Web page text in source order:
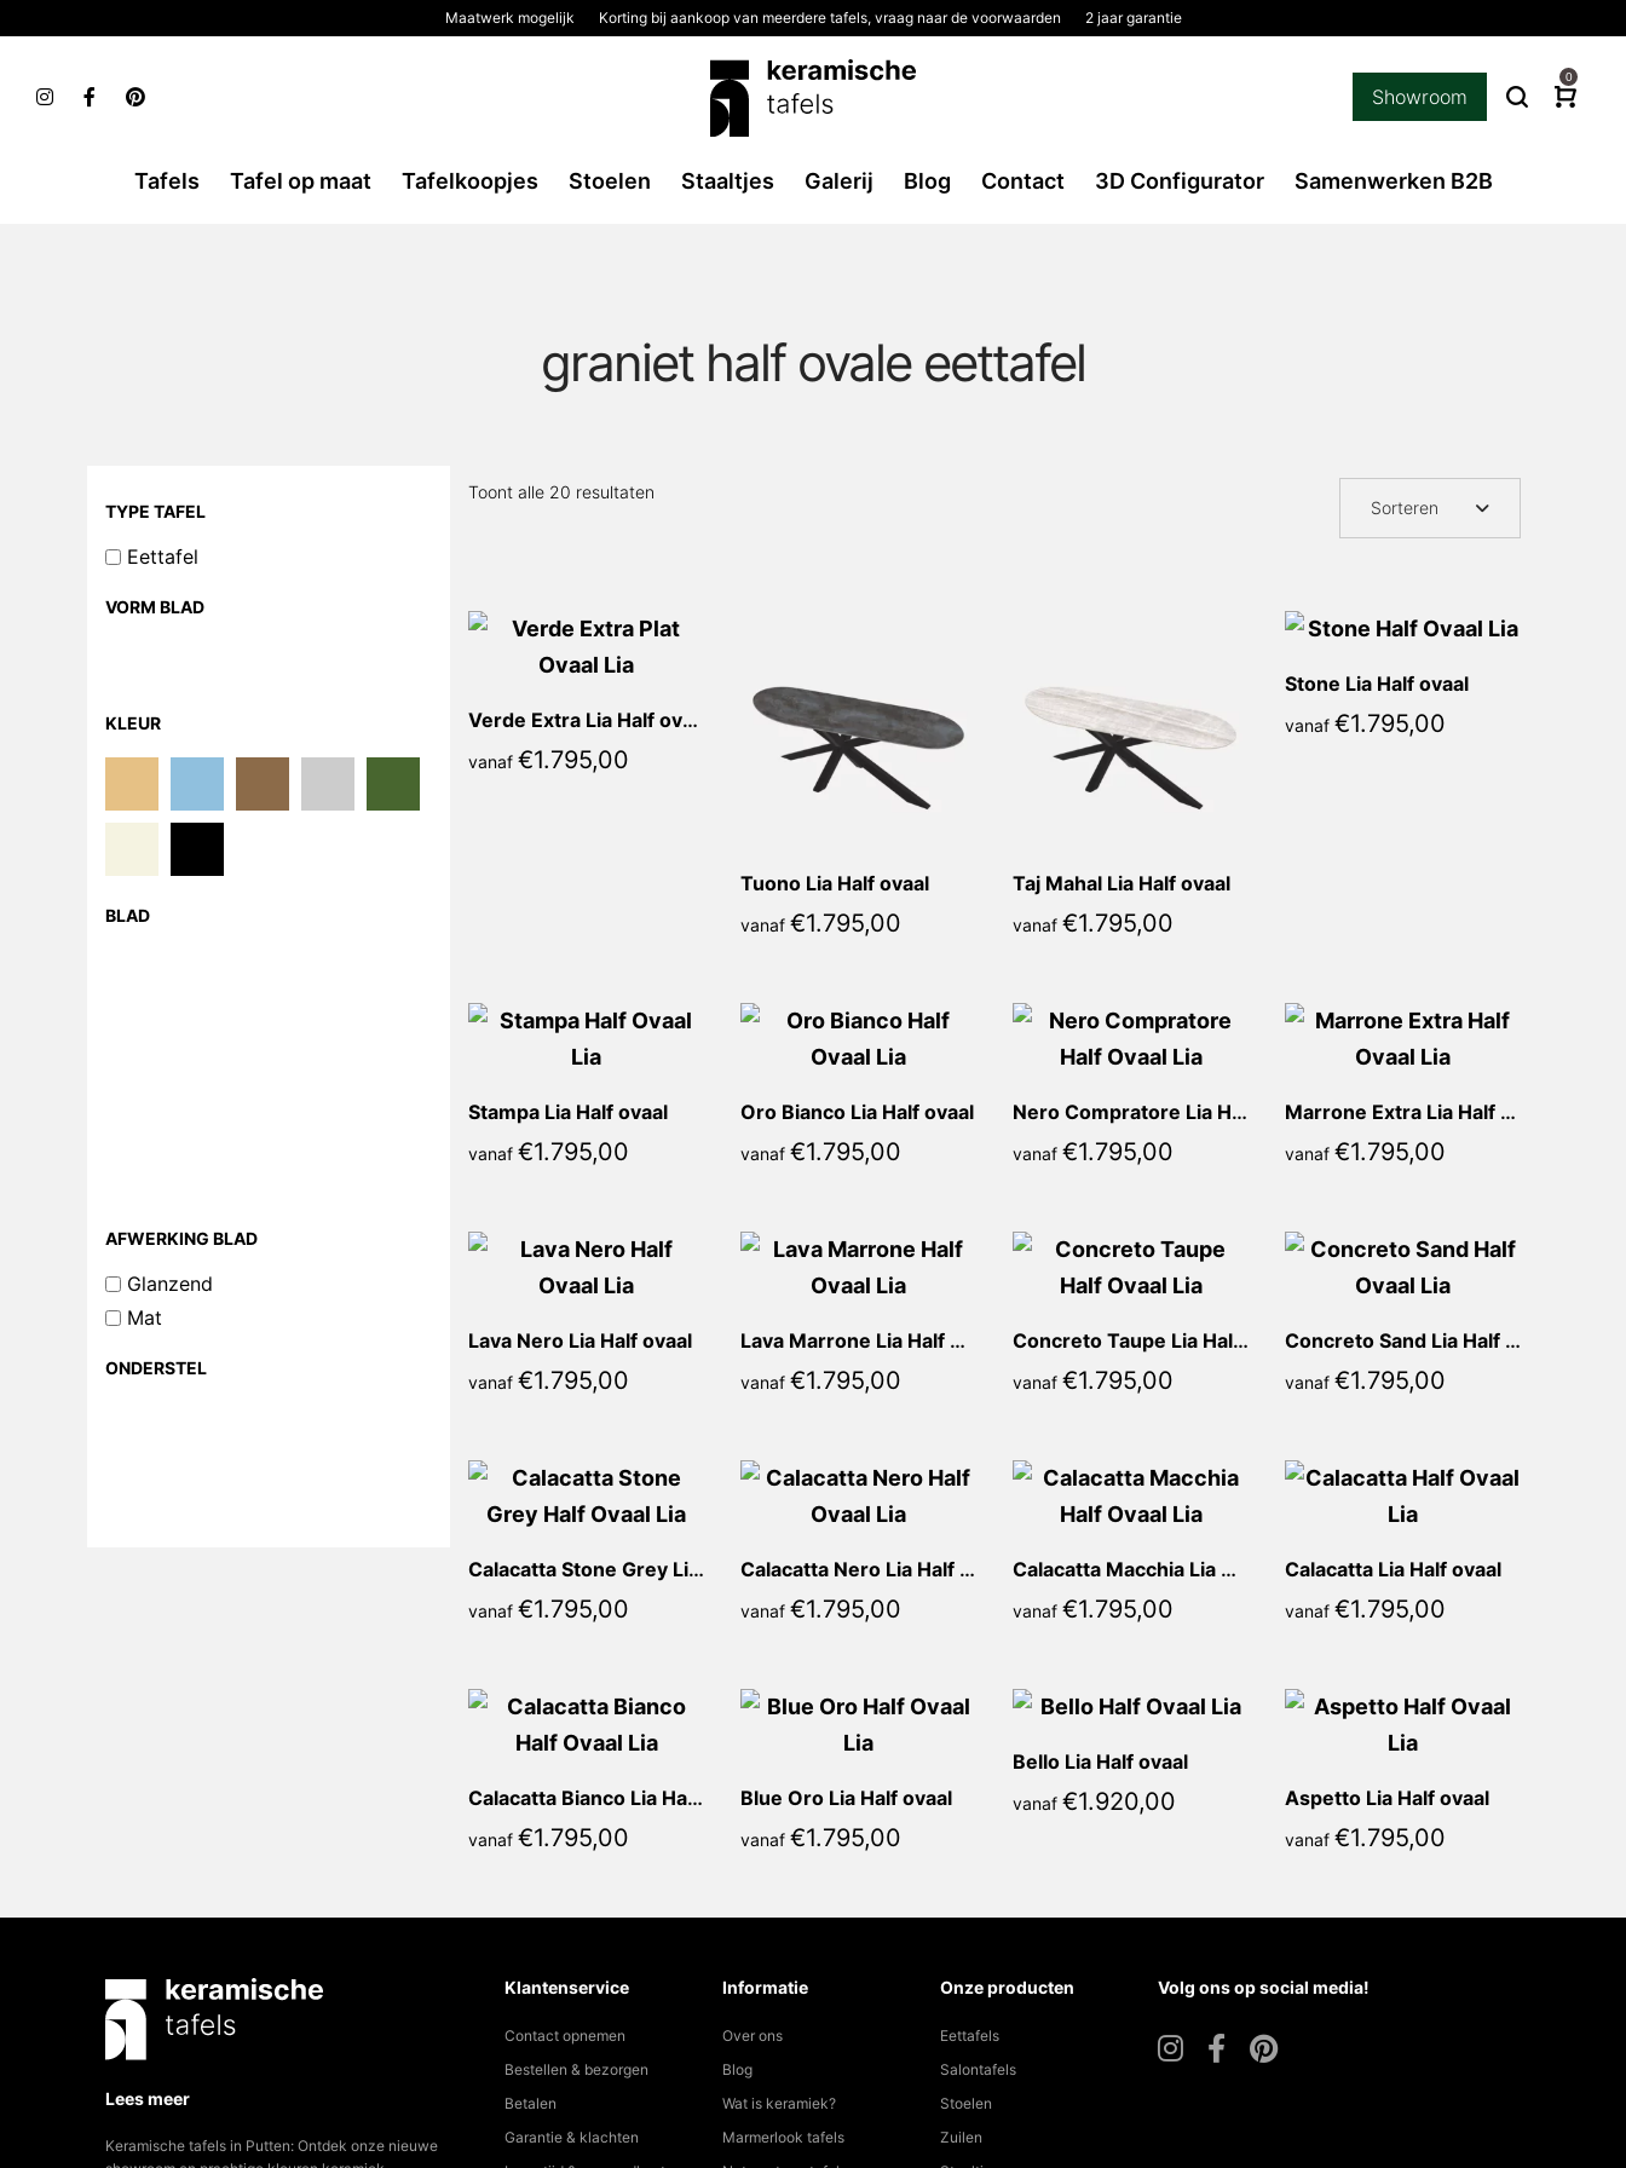
Maatwerk mogelijk Korting bij aankoop van meerdere tafels, vraag naar de voorwaarden 2 jaar garantie
Showroom
0
Tafels Tafel op maat Tafelkoopjes Stoelen Staaltjes Galerij Blog Contact 3D Configurator Samenwerken B2B
graniet half ovale eettafel
Toont alle 20 resultaten
Sorteren
Verde Extra Lia Half ovaal
vanaf €1.795,00
Tuono Lia Half ovaal
vanaf €1.795,00
Taj Mahal Lia Half ovaal
vanaf €1.795,00
Stone Lia Half ovaal
vanaf €1.795,00
Stampa Lia Half ovaal
vanaf €1.795,00
Oro Bianco Lia Half ovaal
vanaf €1.795,00
Nero Compratore Lia Half ovaal
vanaf €1.795,00
Marrone Extra Lia Half ovaal
vanaf €1.795,00
Lava Nero Lia Half ovaal
vanaf €1.795,00
Lava Marrone Lia Half ovaal
vanaf €1.795,00
Concreto Taupe Lia Half ovaal
vanaf €1.795,00
Concreto Sand Lia Half ovaal
vanaf €1.795,00
Calacatta Stone Grey Lia Half ovaal
vanaf €1.795,00
Calacatta Nero Lia Half ovaal
vanaf €1.795,00
Calacatta Macchia Lia Half ovaal
vanaf €1.795,00
Calacatta Lia Half ovaal
vanaf €1.795,00
Calacatta Bianco Lia Half ovaal
vanaf €1.795,00
Blue Oro Lia Half ovaal
vanaf €1.795,00
Bello Lia Half ovaal
vanaf €1.920,00 Aspetto Lia Half ovaal
vanaf €1.795,00
TYPE TAFEL
Eettafel
VORM BLAD
KLEUR
BLAD
AFWERKING BLAD
Glanzend
Mat
ONDERSTEL
Lees meer
Keramische tafels in Putten: Ontdek onze nieuwe
Klantenservice
Contact opnemen
Bestellen & bezorgen
Betalen
Garantie & klachten
Informatie
Over ons
Blog
Wat is keramiek?
Marmerlook tafels
Onze producten
Eettafels
Salontafels
Stoelen
Zuilen
Volg ons op social media!